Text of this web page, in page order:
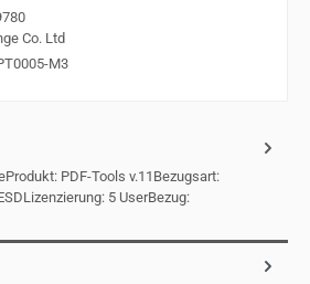
Co. Ltd
M3
PDF-Tools v.11Bezugsart:
5 UserBezug: